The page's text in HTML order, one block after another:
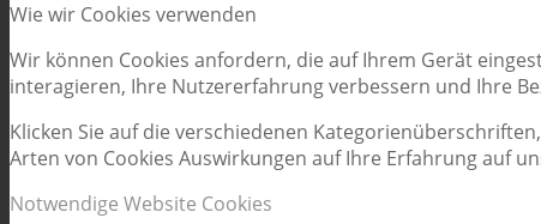
Wie wir Cookies verwenden
Wir können Cookies anfordern, die auf Ihrem Gerät
interagieren, Ihre Nutzererfahrung verbessern und Ihre
Klicken Sie auf die verschiedenen
Arten von Cookies Auswirkungen auf Ihre Erfahrung auf
Notwendige Website Cookies